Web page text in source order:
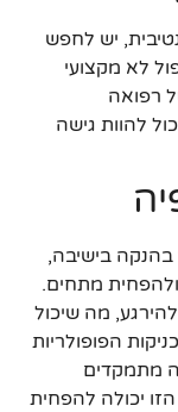
יש לחפש
לא מקצועי
רפואה
להוות גישה
בישיבה,
ולהפחית מתחים.
מה שיכול
הפופולריות
מתמקדים
יכולה להפחית